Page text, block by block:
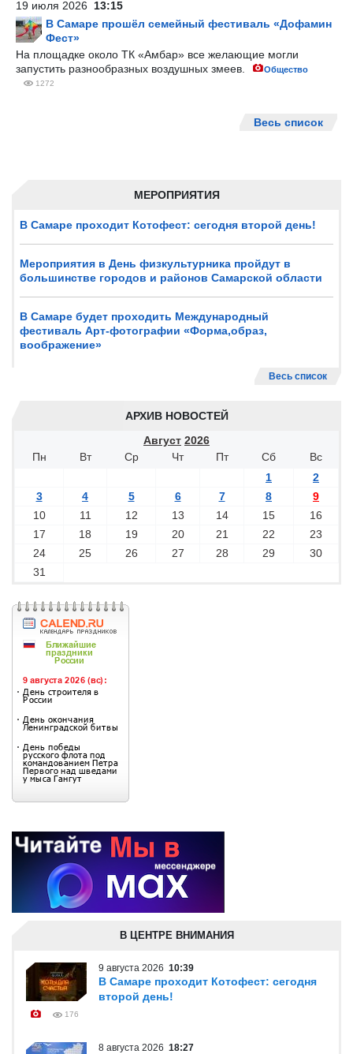
МЕРОПРИЯТИЯ
В Самаре проходит Котофест: сегодня второй день!
Мероприятия в День физкультурника пройдут в
большинстве городов и районов Самарской области
В Самаре будет проходить Международный
фестиваль Арт-фотографии «Форма,образ,
воображение»
Весь список
АРХИВ НОВОСТЕЙ
Август 2026
Пн
Вт Ср Чт Пт Сб
Вс
1
2
3
4 5 6 7 8
9
10
11 12 13 14 15
16
17
18 19 20 21 22
23
24
25 26 27 28 29
30
31
19 июля 2026 13:15
В Самаре прошёл семейный фестиваль «Дофамин
Фест»
На площадке около ТК «Амбар» все желающие могли
запустить разнообразных воздушных змеев.
Общество
1272
Весь список
В ЦЕНТРЕ ВНИМАНИЯ
9 августа 2026 10:39
В Самаре проходит Котофест: сегодня
второй день!
176
8 августа 2026 18:27